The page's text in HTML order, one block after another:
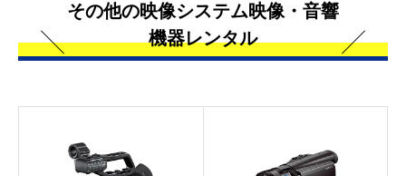
その他の映像システム映像・音響
機器レンタル